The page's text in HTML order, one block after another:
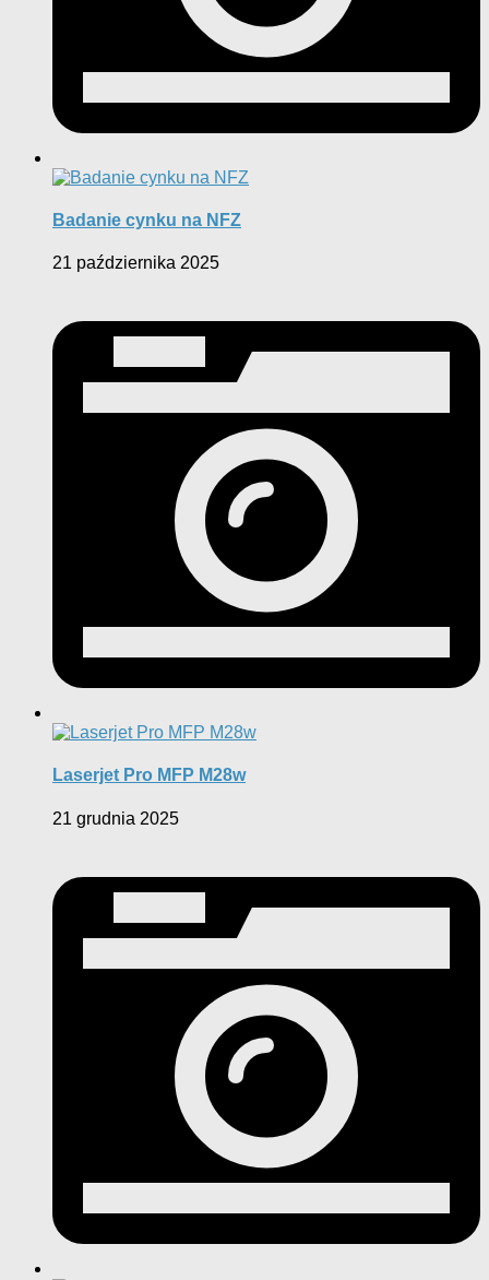
Badanie cynku na NFZ
21 października 2025
Laserjet Pro MFP M28w
21 grudnia 2025